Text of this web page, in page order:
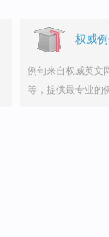
权威
例句来自权威英文
等，提供最专业的